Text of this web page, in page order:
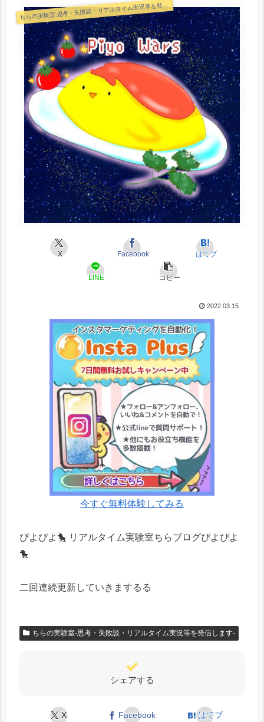
ちらの実験室-思考・失敗談・リアルタイム実況等を発信します-
X Facebook はてブ
LINE コピー
2022.03.15
今すぐ無料体験してみる
ぴよぴよ🐤 リアルタイム実験室ちらブログぴよぴよ
🐤
二回連続更新していきまするる
ちらの実験室-思考・失敗談・リアルタイム実況等を発信します-
シェアする
X Facebook はてブ